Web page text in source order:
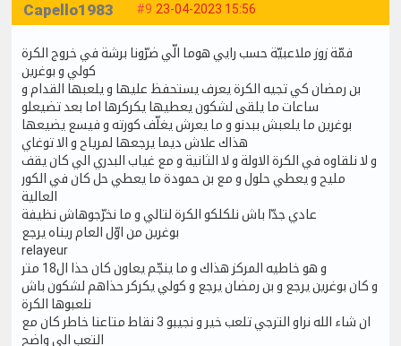
#9 23-04-2023 15:56
Capello1983
فمّة زوز ملاعبيّة حسب رايي هوما الّي ضرّونا برشة في خروج الكرة
كولي و بوغرين
بن رمضان كي تجيه الكرة يعرف يستحفظ عليها و يلعبها القدام و
ساعات ما يلقى لشكون يعطيها يكركرها اما بعد تضيعلو
بوغرين ما يلعبش ببدنو و ما يعرش يغلّف كورته و فيسع يضيعها
هذاك علاش ديما يرجعها لمرياح و الا توغاي
و لا نلقاوه في الكرة الاولة و لا الثانية و مع غياب البدري الي كان يقف
مليح و يعطي حلول و مع بن حمودة ما يعطي حل كان في الكور
العالية
عادي جدّا باش نلكلكو الكرة لتالي و ما نخرّجوهاش نظيفة
بوغرين من اوّل العام ريناه يرجع
relayeur
و هو خاطيه المركز هذاك و ما ينجّم يعاون كان حذا ال18 متر
و كان بوغرين يرجع و بن رمضان يرجع و كولي يكركر حذاهم لشكون باش
نلعبوها الكرة
ان شاء الله نراو الترجي تلعب خير و نجيبو 3 نقاط متاعنا خاطر كان مع
التعب الي واضح